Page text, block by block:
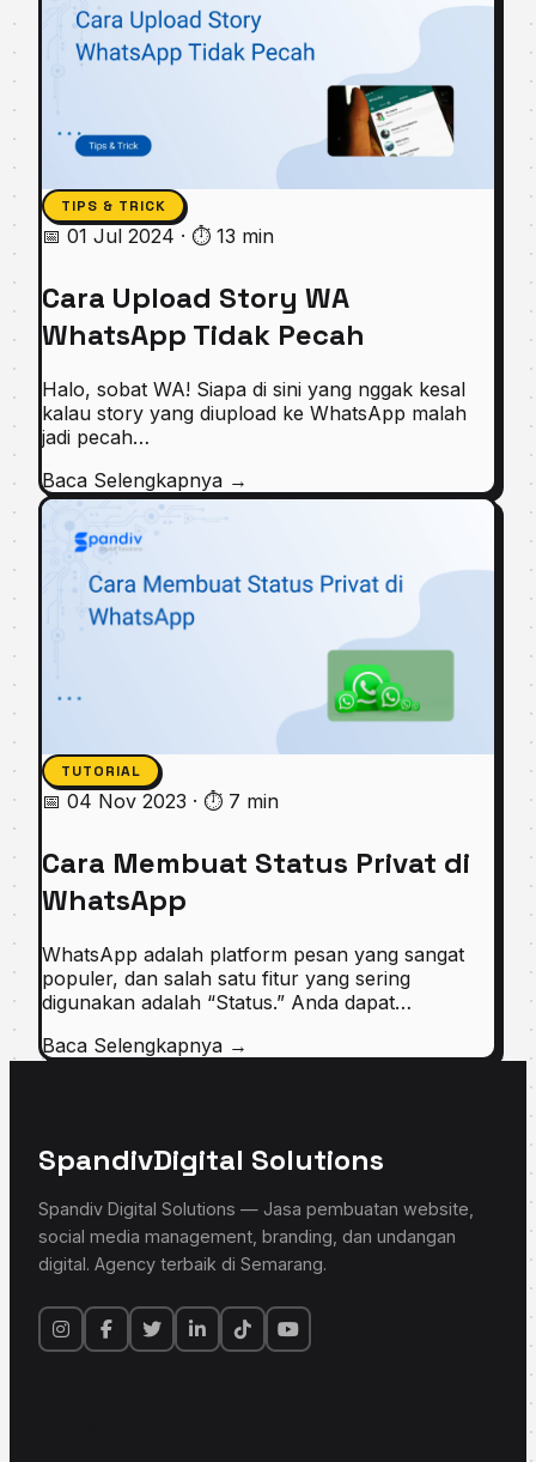
TIPS & TRICK
📅 01 Jul 2024 · ⏱ 13 min
Cara Upload Story WA
WhatsApp Tidak Pecah
Halo, sobat WA! Siapa di sini yang nggak kesal
kalau story yang diupload ke WhatsApp malah
jadi pecah…
Baca Selengkapnya →
TUTORIAL
📅 04 Nov 2023 · ⏱ 7 min
Cara Membuat Status Privat di
WhatsApp
WhatsApp adalah platform pesan yang sangat
populer, dan salah satu fitur yang sering
digunakan adalah “Status.” Anda dapat…
Baca Selengkapnya →
SpandivDigital Solutions
Spandiv Digital Solutions — Jasa pembuatan website,
social media management, branding, dan undangan
digital. Agency terbaik di Semarang.